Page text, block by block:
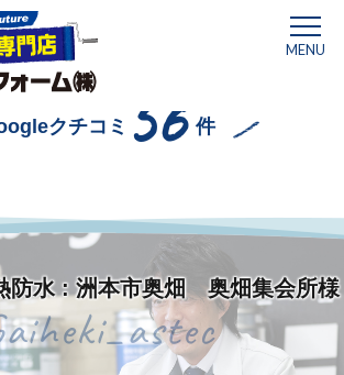
MENU
クチコミ 56 件
防水 : 洲本市奥畑 奥畑集会所様